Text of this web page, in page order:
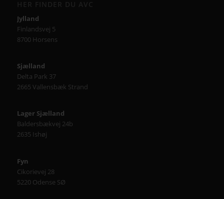
Jylland
Finlandsvej 5
8700 Horsens
Sjælland
Delta Park 37
2665 Vallensbæk Strand
Lager Sjælland
Baldersbækvej 24b
2635 Ishøj
Fyn
Cikorievej 28
5220 Odense SØ